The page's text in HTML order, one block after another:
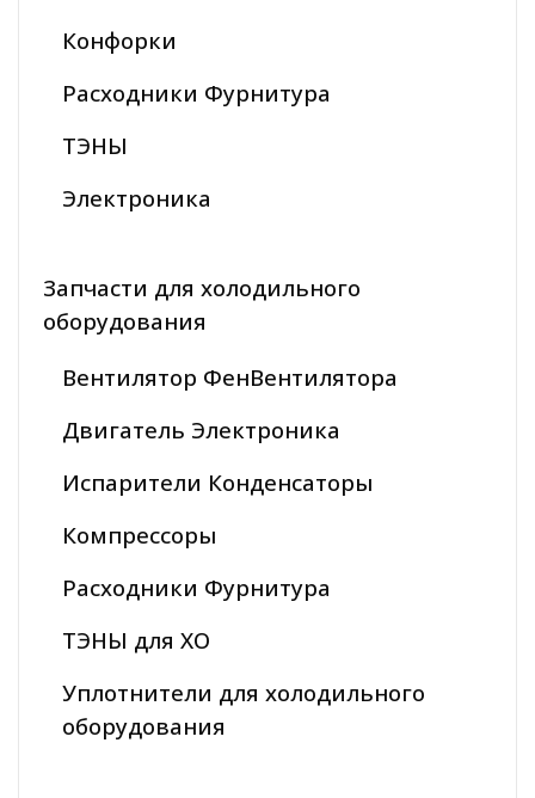
Конфорки
Расходники Фурнитура
ТЭНЫ
Электроника
Запчасти для холодильного
оборудования
Вентилятор ФенВентилятора
Двигатель Электроника
Испарители Конденсаторы
Компрессоры
Расходники Фурнитура
ТЭНЫ для ХО
Уплотнители для холодильного
оборудования